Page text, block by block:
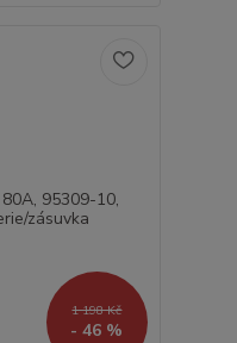
1 198 Kč
- 46 %